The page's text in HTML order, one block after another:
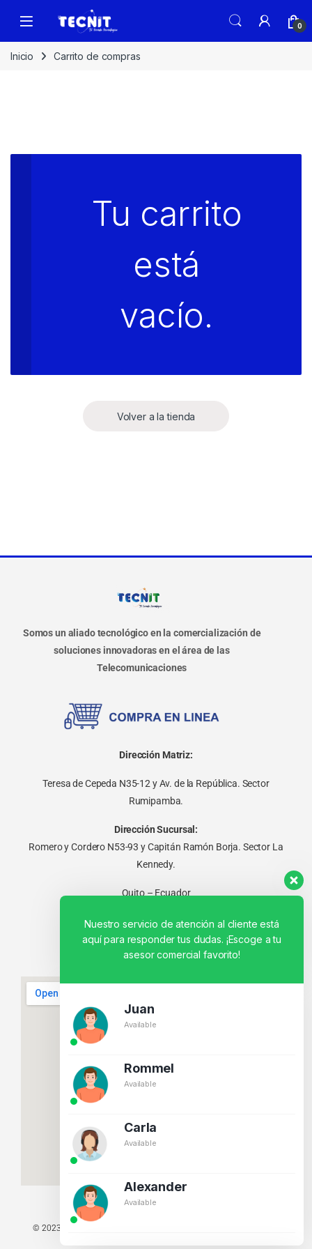
0
Inicio Carrito de compras
Tu carrito
está
vacío.
Volver a la tienda
Somos un aliado tecnológico en la comercialización de
soluciones innovadoras en el área de las
Telecomunicaciones
Dirección Matriz:
Teresa de Cepeda N35-12 y Av. de la República. Sector
Rumipamba.
Dirección Sucursal:
Romero y Cordero N53-93 y Capitán Ramón Borja. Sector La
Kennedy.
Quito – Ecuador
© 2023 TODOS LOS DERECHOS RESERVADOS - TECNIT TU TIENDA
Nuestro servicio de atención al cliente está
aquí para responder tus dudas. ¡Escoge a tu
asesor comercial favorito!
Juan
Available
Rommel
Available
Carla
Available
Alexander
Available